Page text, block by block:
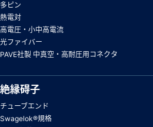
多ピン
熱電対
高電圧・小中高電流
光ファイバー
PAVE社製 中真空・高耐圧用コネクタ
絶縁碍子
チューブエンド
Swagelok®規格